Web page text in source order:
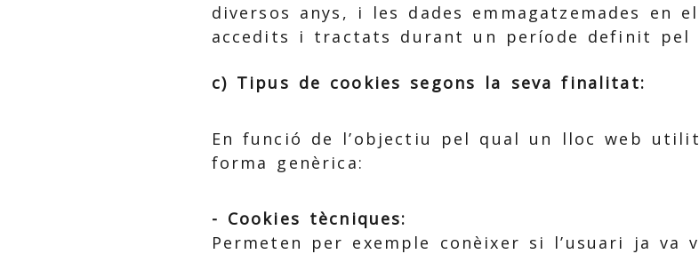
diversos anys, i les dades emmagatzemades en
accedits i tractats durant un període definit pel
c) Tipus de cookies segons la seva finalitat:
En funció de l’objectiu pel qual un lloc web
forma genèrica:
- Cookies tècniques:
Permeten per exemple conèixer si l’usuari ja